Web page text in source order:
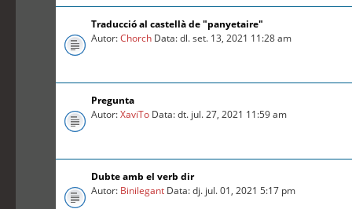
Traducció al castellà de "panyetaire"
Autor:Chorch Data: dl. set. 13, 2021 11:28 am
Pregunta
Autor:XaviTo Data: dt. jul. 27, 2021 11:59 am
Dubte amb el verb dir
Autor: Binilegant Data: dj. jul. 01, 2021 5:17 pm